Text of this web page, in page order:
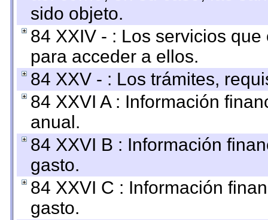
sido objeto.
84 XXIV - : Los servicios
para acceder a ellos.
84 XXV - : Los trámites,
84 XXVI A : Información
anual.
84 XXVI B : Información
gasto.
84 XXVI C : Información
gasto.